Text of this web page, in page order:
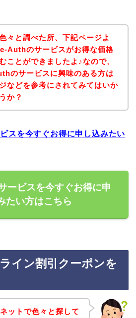
々と調べた所、下記ページよ
Authのサービスがお得な価格
ことができましたよ♪なので、
のサービスに興味のある方は
などを参考にされてみてはいか
か？
スを今すぐお得に申し込みたい
ービスを今すぐお得に申
たい方はこちら
イン割引クーポンを
ットで色々と探して